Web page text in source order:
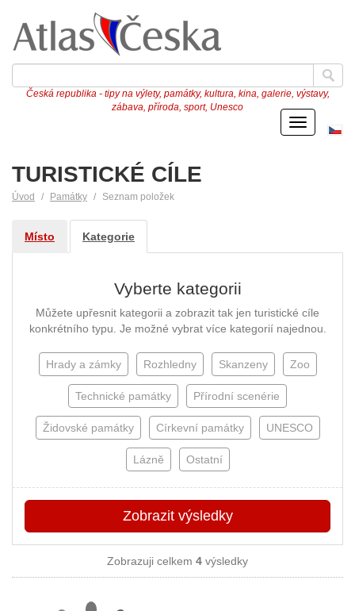
Česká republika - tipy na výlety, památky, kultura, kina, galerie, výstavy,
zábava, příroda, sport, Unesco
Menu
TURISTICKÉ CÍLE
Úvod Památky Seznam položek
Místo Kategorie
Vyberte kategorii
Můžete upřesnit kategorii a zobrazit tak jen turistické cíle
konkrétního typu. Je možné vybrat více kategorií najednou.
Hrady a zámky Rozhledny Skanzeny Zoo
Technické památky Přírodní scenérie
Židovské památky Církevní památky UNESCO
Lázně Ostatní
Zobrazit výsledky
Zobrazuji celkem 4 výsledky